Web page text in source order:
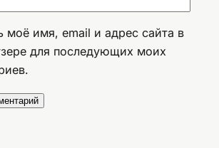
моё имя, email и адрес сайта в
для последующих моих